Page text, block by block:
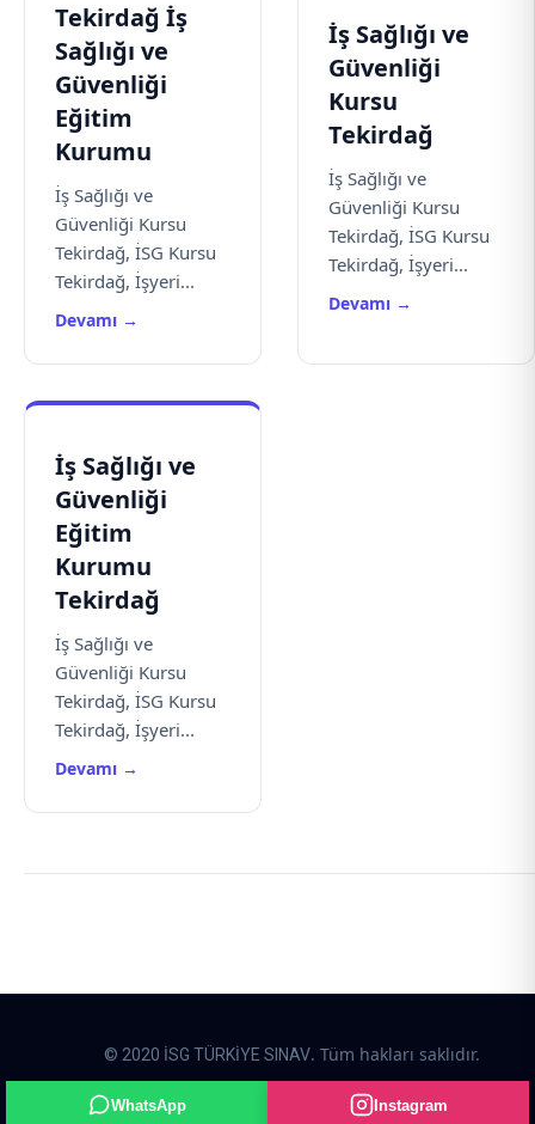
Tekirdağ İş
Sağlığı ve
Güvenliği
Eğitim
Kurumu
İş Sağlığı ve
Güvenliği Kursu
Tekirdağ, İSG Kursu
Tekirdağ, İşyeri...
Devamı →
İş Sağlığı ve
Güvenliği
Kursu
Tekirdağ
İş Sağlığı ve
Güvenliği Kursu
Tekirdağ, İSG Kursu
Tekirdağ, İşyeri...
Devamı →
İş Sağlığı ve
Güvenliği
Eğitim
Kurumu
Tekirdağ
İş Sağlığı ve
Güvenliği Kursu
Tekirdağ, İSG Kursu
Tekirdağ, İşyeri...
Devamı →
WhatsApp Instagram
© 2020 İSG TÜRKİYE SINAV. Tüm hakları saklıdır.
Rehaweb yazılım paketleri kullanılarak hazırlanmıştır.